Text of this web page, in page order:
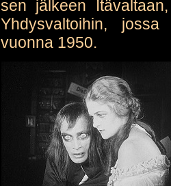
sen jälkeen
Yhdysvaltoihin,
vuonna 1950.